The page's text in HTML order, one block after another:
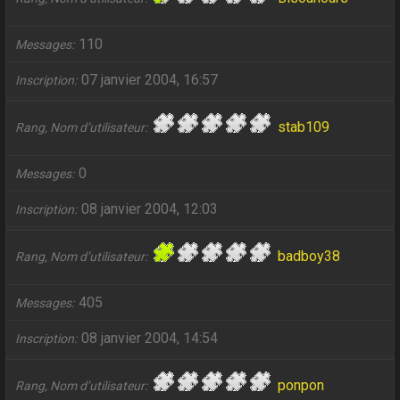
Messages 110
Inscription 07 janvier 2004, 16:57
Rang, Nom d’utilisateur stab109
Messages 0
Inscription 08 janvier 2004, 12:03
Rang, Nom d’utilisateur badboy38
Messages 405
Inscription 08 janvier 2004, 14:54
Rang, Nom d’utilisateur ponpon